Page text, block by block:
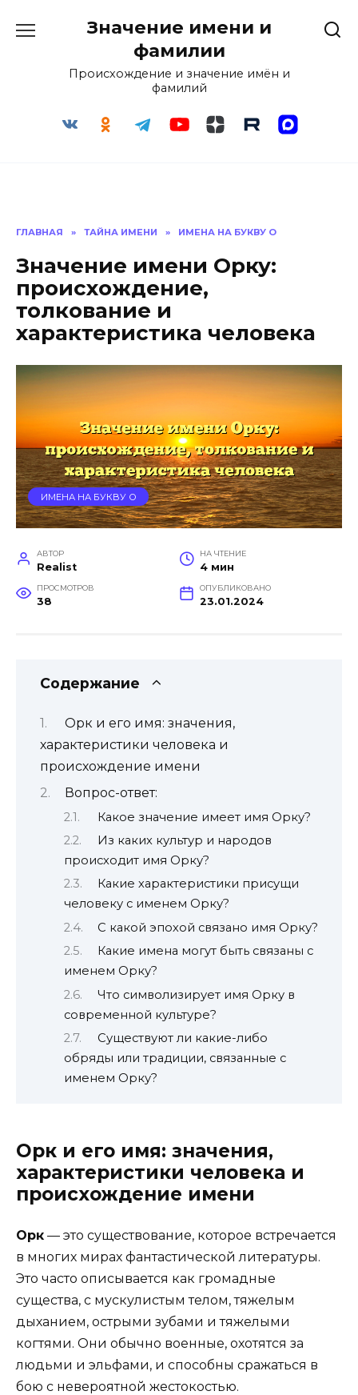
Значение имени и
фамилии
Происхождение и значение имён и
фамилий
ГЛАВНАЯ » ТАЙНА ИМЕНИ » ИМЕНА НА БУКВУ О
Значение имени Орку:
происхождение,
толкование и
характеристика человека
ИМЕНА НА БУКВУ О
АВТОР
Realist
НА ЧТЕНИЕ
4 мин
ПРОСМОТРОВ
38
ОПУБЛИКОВАНО
23.01.2024
Содержание
Орк и его имя: значения,
характеристики человека и
происхождение имени
Вопрос-ответ:
Какое значение имеет имя Орку?
Из каких культур и народов
происходит имя Орку?
Какие характеристики присущи
человеку с именем Орку?
С какой эпохой связано имя Орку?
Какие имена могут быть связаны с
именем Орку?
Что символизирует имя Орку в
современной культуре?
Существуют ли какие-либо
обряды или традиции, связанные с
именем Орку?
Орк и его имя: значения,
характеристики человека и
происхождение имени
Орк — это существование, которое встречается
в многих мирах фантастической литературы.
Это часто описывается как громадные
существа, с мускулистым телом, тяжелым
дыханием, острыми зубами и тяжелыми
когтями. Они обычно военные, охотятся за
людьми и эльфами, и способны сражаться в
бою с невероятной жестокостью.